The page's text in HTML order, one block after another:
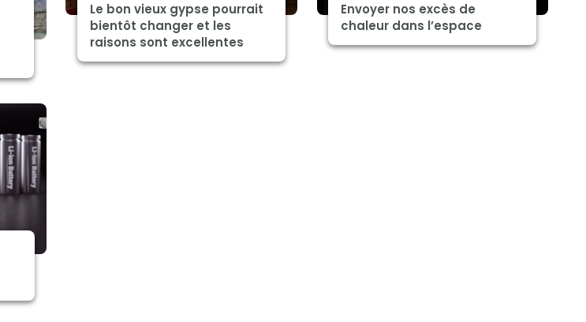
Le bon vieux gypse pourrait
bientôt changer et les
raisons sont excellentes
Envoyer nos excès de
chaleur dans l’espace